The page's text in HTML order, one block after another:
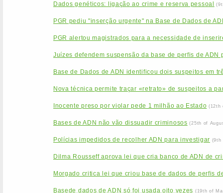
Dados genéticos: ligação ao crime e reserva pessoal
PGR pediu "inserção urgente" na Base de Dados de
PGR alertou magistrados para a necessidade de
Juízes defendem suspensão da base de perfis de ADN
Base de Dados de ADN identificou dois suspeitos em
Nova técnica permite traçar «retrato» de suspeitos a
Inocente preso por violar pede 1 milhão ao Estado (12th
Bases de ADN não vão dissuadir criminosos (25th of
Polícias impedidos de recolher ADN para investigar (9th
Dilma Rousseff aprova lei que cria banco de ADN de
Morgado critica lei que criou base de dados de perfis
Basede dados de ADN só foi usada oito vezes (19th of